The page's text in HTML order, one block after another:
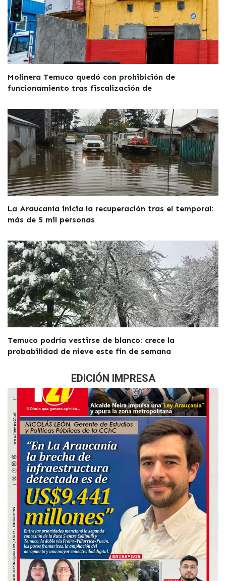
Molinera Temuco quedó con prohibición de
funcionamiento tras fiscalización de
La Araucanía inicia la recuperación tras el temporal:
más de 5 mil personas
Temuco podría vestirse de blanco: crece la
probabilidad de nieve este fin de semana
EDICIÓN IMPRESA